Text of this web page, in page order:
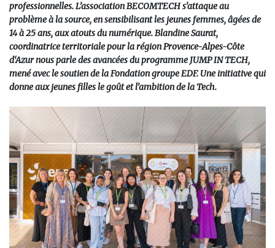
professionnelles. L’association BECOMTECH s’attaque au
problème à la source, en sensibilisant les jeunes femmes, âgées de
14 à 25 ans, aux atouts du numérique. Blandine Saurat,
coordinatrice territoriale pour la région Provence-Alpes-Côte
d‘Azur nous parle des avancées du programme JUMP IN TECH,
mené avec le soutien de la Fondation groupe EDF. Une initiative qui
donne aux jeunes filles le goût et l’ambition de la Tech.